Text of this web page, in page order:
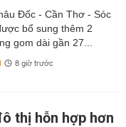
Đốc - Cần Thơ - Sóc
bổ sung thêm 2
gom dài gần 27...
8 giờ trước
thị hỗn hợp hơn